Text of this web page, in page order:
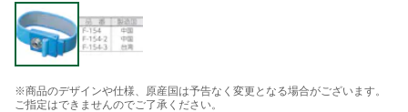
※商品のデザインや仕様、原産国は予告なく変更となる場合がございます。
ご指定はできませんのでご了承ください。